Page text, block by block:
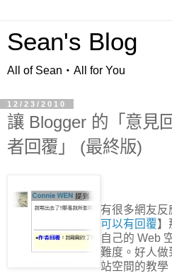
Sean's Blog
All of Sean‧All for You
12/23/2010
讓 Blogger 的「意見
者回覆」 (最終版)
有很多網友反
可以有回覆】
自己的 Web
難度。好人做
站空間的教